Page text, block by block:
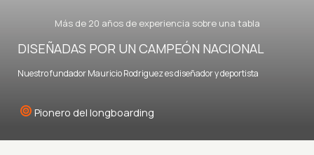
Más de 20 años de experiencia sobre una tabla
DISEÑADAS POR UN CAMPEÓN NACIONAL
Nuestro fundador Mauricio Rodriguez es diseñador y deportista
Pionero del longboarding